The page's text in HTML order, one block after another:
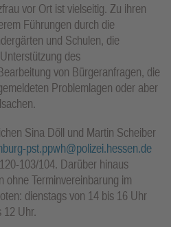
vor Ort ist vielseitig. Zu ihren
Führungen durch die
und Schulen, die
des
von Bürgeranfragen, die
Problemlagen oder aber
Sina Döll und Martin Scheiber
pst.ppwh@polizei.hessen.de
103/104. Darüber hinaus
ohne Terminvereinbarung im
dienstags von 14 bis 16 Uhr
12 Uhr.